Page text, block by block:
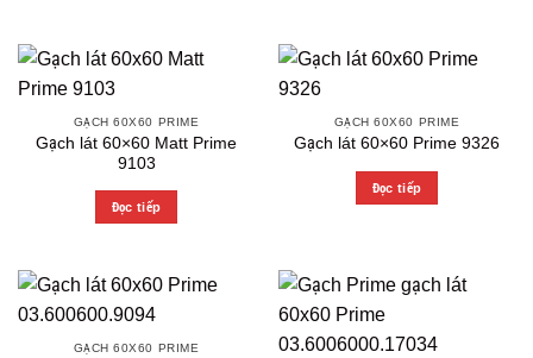
GẠCH 60X60 PRIME
Gạch lát 60×60 Matt Prime
9103
Đọc tiếp
GẠCH 60X60 PRIME
Gạch lát 60×60 Prime 9326
Đọc tiếp
GẠCH 60X60 PRIME